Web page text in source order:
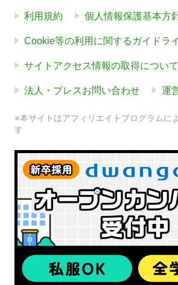
利用規約 個人情報保護基本方
Cookie等の利用に関するガイドラ
サイトアクセス情報の取得について
法人・プレスお問い合わせ 運
※本サイトはアフィリエイトプログラムに
す